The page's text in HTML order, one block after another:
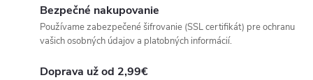
Bezpečné nakupovanie
Používame zabezpečené šifrovanie (SSL certifikát) pre ochranu
vašich osobných údajov a platobných informácií.
Doprava už od 2,99€